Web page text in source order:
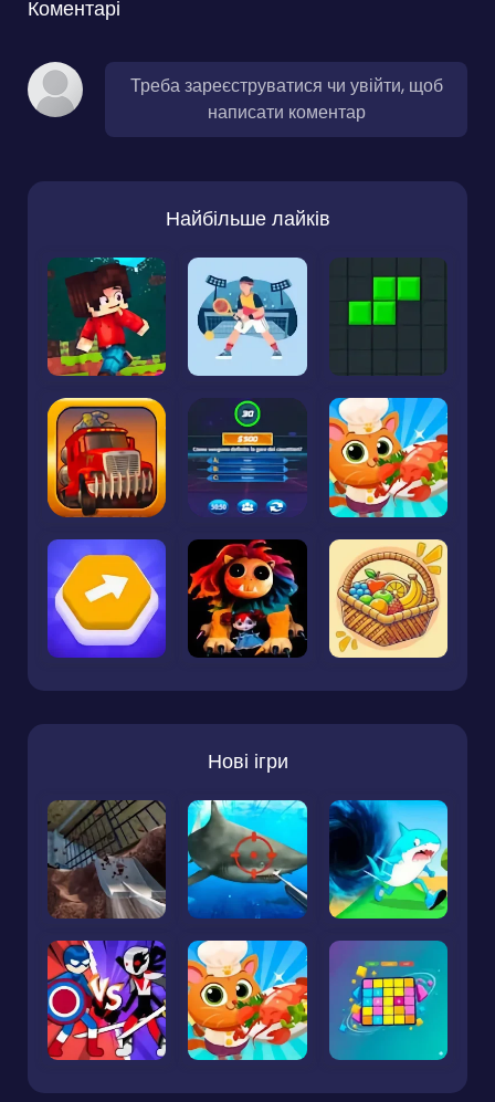
Коментарі
Треба зареєструватися чи увійти, щоб
написати коментар
Найбільше лайків
Нові ігри